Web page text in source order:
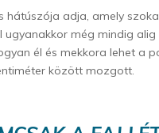
hátúszója adja, amely
még mindig
él és mekkora lehet a
között mozgott.